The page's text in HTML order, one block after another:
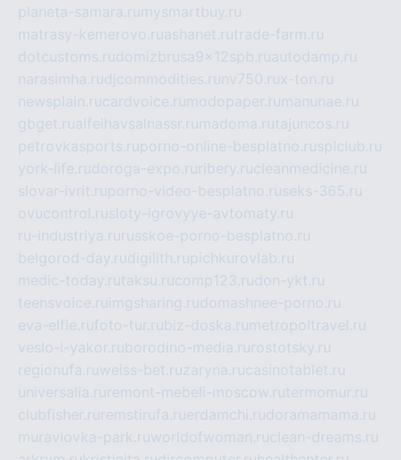
planeta-samara.ru mysmartbuy.ru
matrasy-kemerovo.ruashanet.rutrade-farm.ru
dotcustoms.rudomizbrusa9x12spb.ruautodamp.ru
narasimha.rudjcommodities.ru nv750.rux-ton.ru
newsplain.rucardvoice.ru modopaper.ru manunae.ru
gbget.rualfeihavsalnassr.ru madoma.rutajuncos.ru
petrovkasports.ruporno-online-besplatno.rusplclub.ru
york-life.rudoroga-expo.ru ribery.rucleanmedicine.ru
slovar-ivrit.ruporno-video-besplatno.ruseks-365.ru
ovucontrol.rusloty-igrovyye-avtomaty.ru
ru-industriya.ru russkoe-porno-besplatno.ru
belgorod-day.rudigilith.rupichkurovlab.ru
medic-today.rutaksu.rucomp123.rudon-ykt.ru
teensvoice.ru imgsharing.rudomashnee-porno.ru
eva-elfie.rufoto-tur.rubiz-doska.ru metropoltravel.ru
veslo-i-yakor.ruborodino-media.ru rostotsky.ru
regionufa.ruweiss-bet.ruzaryna.rucasinotablet.ru
universalia.ru remont-mebeli-moscow.rutermomur.ru
clubfisher.ru remstirufa.ruerdamchi.rudoramamama.ru
muraviovka-park.ruworldofwoman.ruclean-dreams.ru